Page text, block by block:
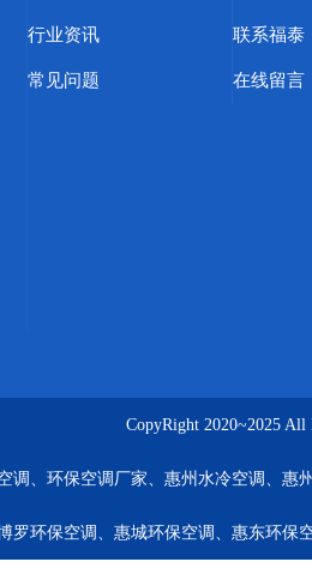
行业资讯
常见问题
联系福泰
在线留言
CopyRight 2020~2025
调、环保空调厂家、惠州水冷空调、惠
罗环保空调、惠城环保空调、惠东环保